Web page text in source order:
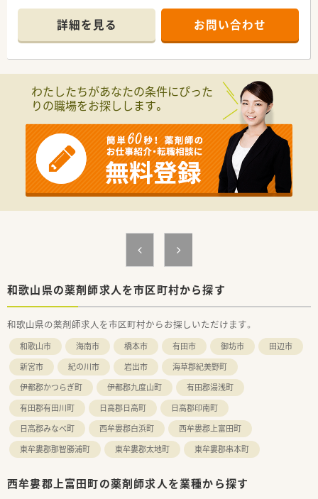
います。有休消化率は高水準！
■産育休実績多数！復帰後は時短勤務が可能でお子さんの年齢制
限等もありません！
■大阪エリアを中心に和歌山県、石川県含め30店舗以上を展開
しています。現在も多くの出店計画があり勢いのある会社様で
す。
■代表は女性の方で薬剤師でもあり、病院薬剤師を経験された後
に現在の会社を立ち上げており、
子育てをしながら現場に入って仕事をする事も経験されてい
るので、現場への理解はもちろん働く女性への理解がある社長で
す。
■在宅業務にも積極的で、在宅チームを作り全店で統一して在宅
業務のノウハウを生かせるよう取り組まれています。
■エリア制も取られており、各エリアにマネージャーがいらっし
た際も安心の環境です。
■教育研修や社内コミュニケーションに力を入れられており、医
されています。
■年間休日は平均年間118日。エリアマネージャー・ラウンダー
ります。
■産育休実績多数！復帰後は正社員として時短勤務が可能で、任
意のタイミング（お子さんの年齢制限なし）でフルタイムに戻る
ことが可能です。
■店舗異動も相談の上でとなりますので、無理な店舗配属はござ
いません。
＼ こんな方にオススメです ／
■自分のやりたい事を言える環境・実現できる環境のある会社を
求めている方
■在宅のノウハウを学びしっかり経験していきたい方
詳細を見る お問い合わせ
わたしたちがあなたの条件にぴった
りの職場をお探しします。
和歌山県の薬剤師求人を市区町村から探す
和歌山県の薬剤師求人を市区町村からお探しいただけます。
和歌山市 海南市 橋本市 有田市 御坊市
田辺市
新宮市
紀の川市 岩出市
海草郡紀美野町
伊都郡かつらぎ町
伊都郡九度山町
有田郡湯浅町
有田郡有田川町
日高郡日高町
日高郡印南町
日高郡みなべ町
西牟婁郡白浜町
西牟婁郡上富田町
東牟婁郡那智勝浦町
東牟婁郡太地町 東牟婁郡串本町
西牟婁郡上富田町の薬剤師求人を業種から探す